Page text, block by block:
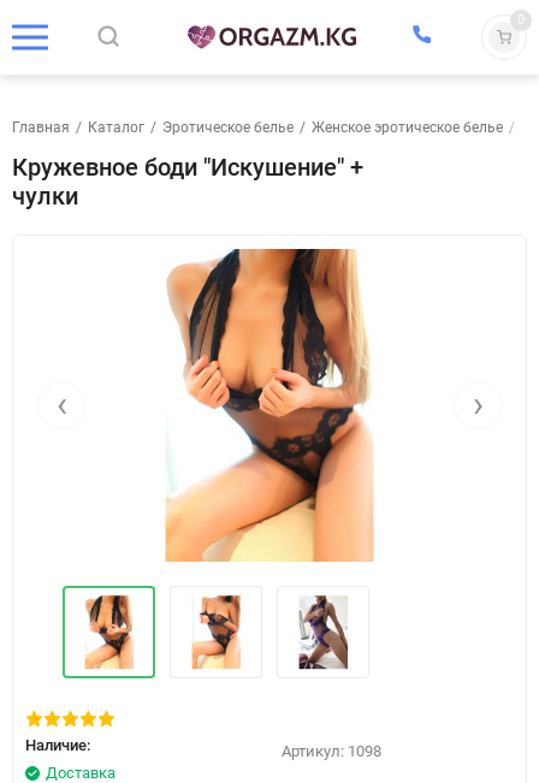
0
Главная / Каталог / Эротическое белье / Женское эротическое белье /
Кружевное боди "Искушение" +
чулки
‹ ›
Наличие:
Доставка
Артикул: 1098